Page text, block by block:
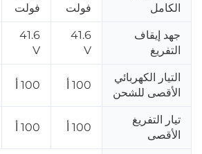
الكامل
فولت
فولت
جهد إيقاف
التفريغ
41.6
V
41.6
V
التيار الكهربائي
الأقصى للشحن
100 أ 100 أ
تيار التفريغ
الأقصى
100 أ 100 أ